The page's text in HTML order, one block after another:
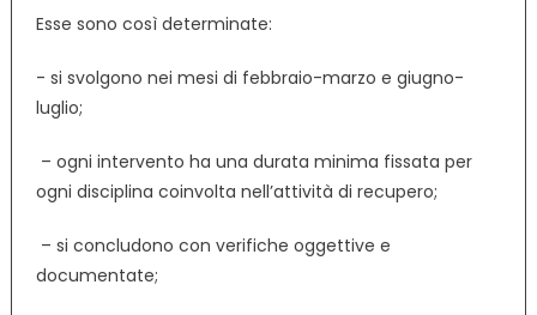
Esse sono così determinate:
­- si svolgono nei mesi di febbraio-marzo e giugno-
luglio;
­ – ogni intervento ha una durata minima fissata per
ogni disciplina coinvolta nell’attività di recupero;
­ – si concludono con verifiche oggettive e
documentate;